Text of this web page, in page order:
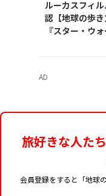
ルーカスフィル
認【地球の歩き
『スター・ウォ
リバーシブル帯
AD
旅好きな人た
会員登録をすると「地球